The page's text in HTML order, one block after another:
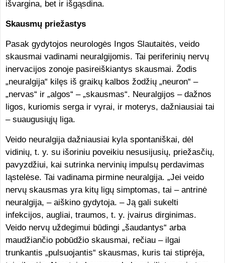
išvargina, bet ir išgąsdina.
Skausmų priežastys
Pasak gydytojos neurologės Ingos Slautaitės, veido
skausmai vadinami neuralgijomis. Tai periferinių nervų
inervacijos zonoje pasireiškiantys skausmai. Žodis
„neuralgija“ kilęs iš graikų kalbos žodžių „neuron“ –
„nervas“ ir „algos“ – „skausmas“. Neuralgijos – dažnos
ligos, kuriomis serga ir vyrai, ir moterys, dažniausiai tai
– suaugusiųjų liga.
Veido neuralgija dažniausiai kyla spontaniškai, dėl
vidinių, t. y. su išoriniu poveikiu nesusijusių, priežasčių,
pavyzdžiui, kai sutrinka nervinių impulsų perdavimas
ląstelėse. Tai vadinama pirmine neuralgija. „Jei veido
nervų skausmas yra kitų ligų simptomas, tai – antrinė
neuralgija, – aiškino gydytoja. – Ją gali sukelti
infekcijos, augliai, traumos, t. y. įvairus dirginimas.
Veido nervų uždegimui būdingi „šaudantys“ arba
maudžiančio pobūdžio skausmai, rečiau – ilgai
trunkantis „pulsuojantis“ skausmas, kuris tai stiprėja,